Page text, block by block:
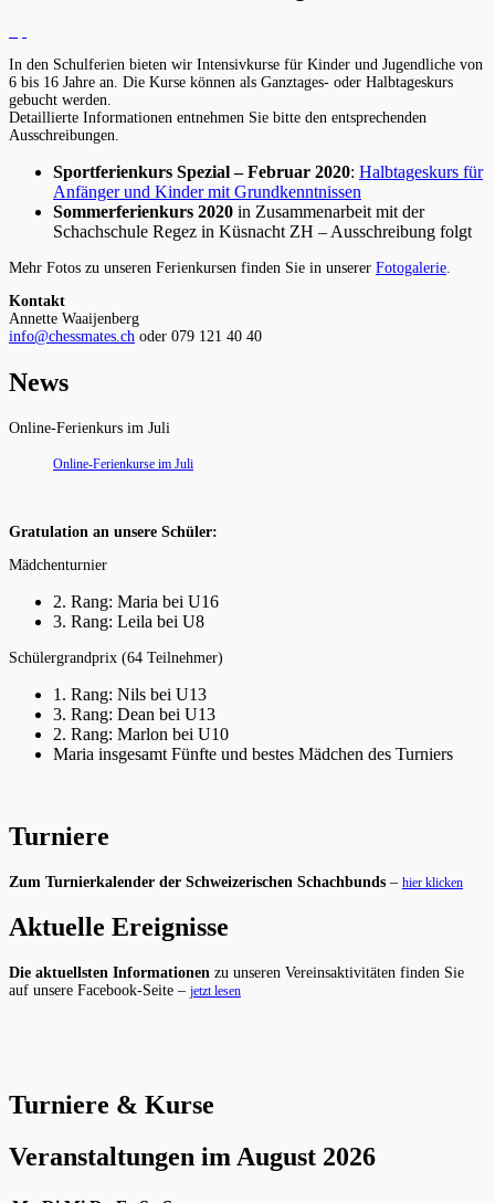
In den Schulferien bieten wir Intensivkurse für Kinder und Jugendliche von
6 bis 16 Jahre an. Die Kurse können als Ganztages- oder Halbtageskurs
gebucht werden.
Detaillierte Informationen entnehmen Sie bitte den entsprechenden
Ausschreibungen.
Sportferienkurs Spezial – Februar 2020: Halbtageskurs für
Anfänger und Kinder mit Grundkenntnissen
Sommerferienkurs 2020 in Zusammenarbeit mit der
Schachschule Regez in Küsnacht ZH – Ausschreibung folgt
Mehr Fotos zu unseren Ferienkursen finden Sie in unserer Fotogalerie
Kontakt
Annette Waaijenberg
info@chessmates.ch oder 079 121 40 40
News
Online-Ferienkurs im Juli
Online-Ferienkurse im Juli
Gratulation an unsere Schüler:
Mädchenturnier
2. Rang: Maria bei U16
3. Rang: Leila bei U8
Schülergrandprix (64 Teilnehmer)
1. Rang: Nils bei U13
3. Rang: Dean bei U13
2. Rang: Marlon bei U10
Maria insgesamt Fünfte und bestes Mädchen des Turniers
Turniere
Zum Turnierkalender der Schweizerischen Schachbunds – hier klicken
Aktuelle Ereignisse
Die aktuellsten Informationen zu unseren Vereinsaktivitäten finden Sie
auf unsere Facebook-Seite – jetzt lesen
Turniere & Kurse
Veranstaltungen im August 2026